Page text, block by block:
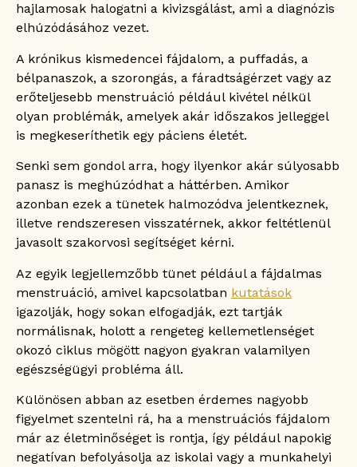
hajlamosak halogatni a kivizsgálást, ami a diagnózis
elhúzódásához vezet.
A krónikus kismedencei fájdalom, a puffadás, a
bélpanaszok, a szorongás, a fáradtságérzet vagy az
erőteljesebb menstruáció például kivétel nélkül
olyan problémák, amelyek akár időszakos jelleggel
is megkeseríthetik egy páciens életét.
Senki sem gondol arra, hogy ilyenkor akár súlyosabb
panasz is meghúzódhat a háttérben. Amikor
azonban ezek a tünetek halmozódva jelentkeznek,
illetve rendszeresen visszatérnek, akkor feltétlenül
javasolt szakorvosi segítséget kérni.
Az egyik legjellemzőbb tünet például a fájdalmas
menstruáció, amivel kapcsolatban kutatások
igazolják, hogy sokan elfogadják, ezt tartják
normálisnak, holott a rengeteg kellemetlenséget
okozó ciklus mögött nagyon gyakran valamilyen
egészségügyi probléma áll.
Különösen abban az esetben érdemes nagyobb
figyelmet szentelni rá, ha a menstruációs fájdalom
már az életminőséget is rontja, így például napokig
negatívan befolyásolja az iskolai vagy a munkahelyi